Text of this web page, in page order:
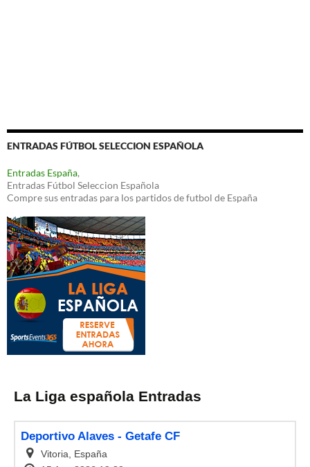
ENTRADAS FÚTBOL SELECCION ESPAÑOLA
Entradas España,
Entradas Fútbol Seleccion Española
Compre sus entradas para los partidos de futbol de España